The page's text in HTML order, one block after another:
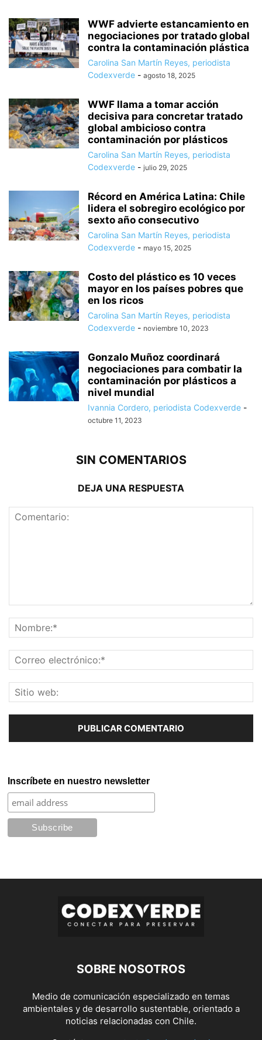
WWF advierte estancamiento en
negociaciones por tratado global
contra la contaminación plástica
Carolina San Martín Reyes, periodista
Codexverde - agosto 18, 2025
WWF llama a tomar acción
decisiva para concretar tratado
global ambicioso contra
contaminación por plásticos
Carolina San Martín Reyes, periodista
Codexverde - julio 29, 2025
Récord en América Latina: Chile
lidera el sobregiro ecológico por
sexto año consecutivo
Carolina San Martín Reyes, periodista
Codexverde - mayo 15, 2025
Costo del plástico es 10 veces
mayor en los países pobres que
en los ricos
Carolina San Martín Reyes, periodista
Codexverde - noviembre 10, 2023
Gonzalo Muñoz coordinará
negociaciones para combatir la
contaminación por plásticos a
nivel mundial
Ivannia Cordero, periodista Codexverde -
octubre 11, 2023
SIN COMENTARIOS
DEJA UNA RESPUESTA
Inscríbete en nuestro newsletter
SOBRE NOSOTROS
Medio de comunicación especializado en temas
ambientales y de desarrollo sustentable, orientado a
noticias relacionadas con Chile.